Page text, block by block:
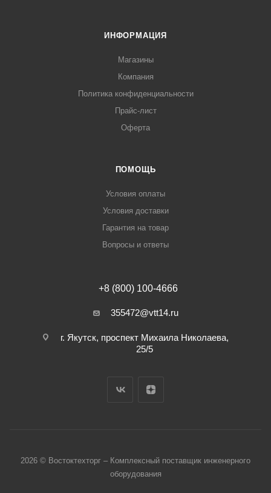
ИНФОРМАЦИЯ
Магазины
Компания
Политика конфиденциальности
Прайс-лист
Оферта
ПОМОЩЬ
Условия оплаты
Условия доставки
Гарантия на товар
Вопросы и ответы
+8 (800) 100-4666
355472@vtt14.ru
г. Якутск, проспект Михаила Николаева,
25/5
2026 © Востоктехторг – Комплексный поставщик инженерного
оборудования